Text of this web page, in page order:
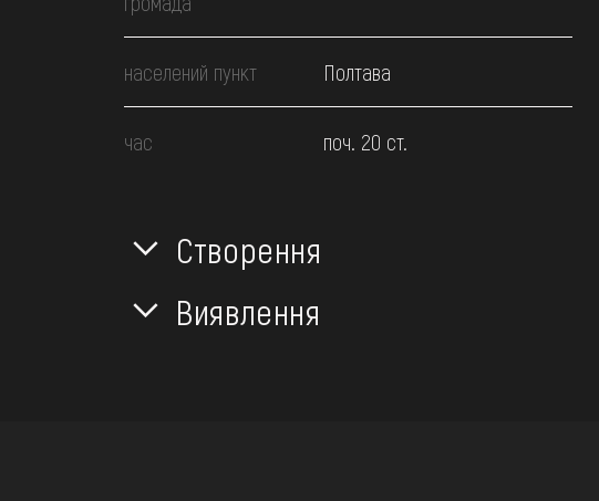
населений пункт Полтава
час поч. 20 ст.
Створення
Виявлення